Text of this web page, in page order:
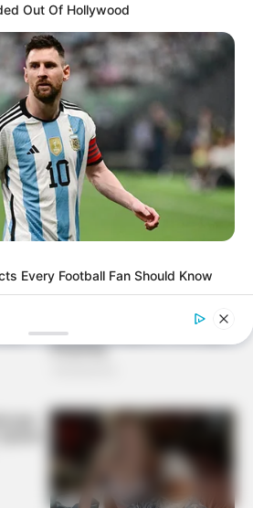
Out Of Hollywood
Every Football Fan Should Know